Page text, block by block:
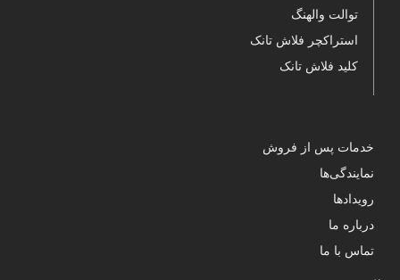
خدمات پس از فروش
نمایندگی‌ها
رویدادها
درباره ما
تماس با ما
توالت والهنگ
استراکچر فلاش تانک
کلید فلاش تانک